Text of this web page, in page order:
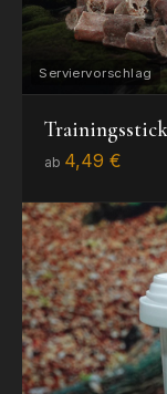
ab 4,49 €